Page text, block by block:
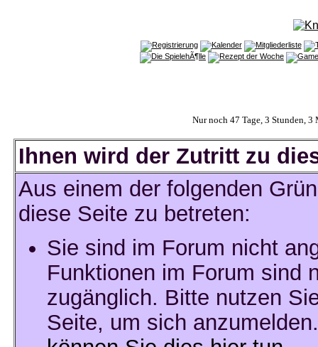
Nur noch 47 Tage, 3 Stunden,
Ihnen wird der Zutritt zu
Aus einem der folgenden
diese Seite zu betreten:
Sie sind im Forum nicht
Funktionen im Forum sind
zugänglich. Bitte nutzen
Seite, um sich